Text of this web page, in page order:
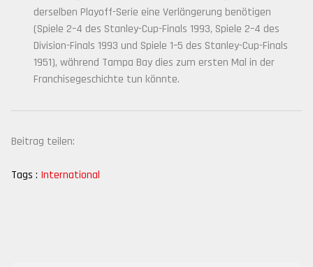
derselben Playoff-Serie eine Verlängerung benötigen
(Spiele 2–4 des Stanley-Cup-Finals 1993, Spiele 2–4 des
Division-Finals 1993 und Spiele 1–5 des Stanley-Cup-Finals
1951), während Tampa Bay dies zum ersten Mal in der
Franchisegeschichte tun könnte.
Beitrag teilen:
Tags : International